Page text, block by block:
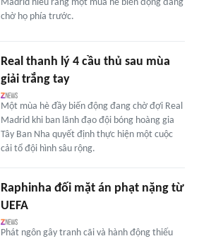
Madrid hiểu rằng một mùa hè biến động đang
chờ họ phía trước.
Real thanh lý 4 cầu thủ sau mùa
giải trắng tay
Một mùa hè đầy biến động đang chờ đợi Real
Madrid khi ban lãnh đạo đội bóng hoàng gia
Tây Ban Nha quyết định thực hiện một cuộc
cải tổ đội hình sâu rộng.
Raphinha đối mặt án phạt nặng từ
UEFA
Phát ngôn gây tranh cãi và hành động thiếu